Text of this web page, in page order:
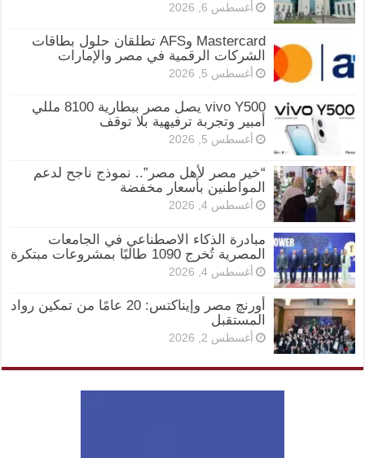
أغسطس 6, 2026
Mastercard وAFS تطلقان حلول بطاقات
الشركات الرقمية في مصر والإمارات
أغسطس 5, 2026
vivo Y500 يصل مصر ببطارية 8100 مللي
أمبير وتجربة ترفيهية بلا توقف
أغسطس 5, 2026
“خير مصر لأهل مصر”.. نموذج ناجح لدعم
المواطنين بأسعار مخفضة
أغسطس 4, 2026
مبادرة الذكاء الاصطناعي في الجامعات
المصرية تُخرج 1090 طالبًا بمشروعات مبتكرة
أغسطس 4, 2026
أورنچ مصر وإيناكتس: 20 عامًا من تمكين رواد
المستقبل
أغسطس 2, 2026